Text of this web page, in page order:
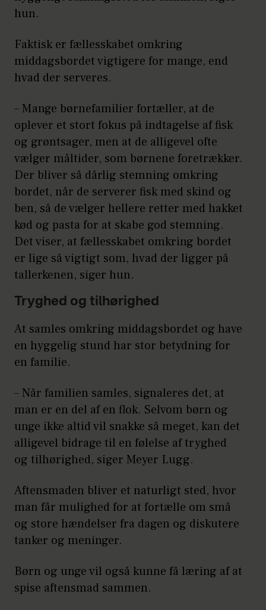
hun.
Faktisk er fællesskabet omkring
middagsbordet vigtigere for mange, end
hvad der serveres.
– Mange børnefamilier fortæller, at de
oplever et stort fokus på indtagelse af fisk
og grøntsager, men at de alligevel ofte
vælger måltider, som børnene foretrækker.
Der bliver så dårlig stemning omkring
bordet, når de serverer fisk med skind og
ben, så de vælger hellere retter med hakket
kød og pasta for at skabe god stemning.
Det viser, at fællesskabet omkring bordet
er lige så vigtigt som, hvad der ligger på
tallerkenen, siger hun.
Tryghed og tilhørighed
At samles omkring middagsbordet og have
en hyggelig stund har stor betydning for
en familie.
– Når familien samles, signaleres det, at
man er en del af en flok. Selvom børn og
unge ikke altid vil snakke så meget, kan det
alligevel bidrage til en følelse af tryghed
og tilhørighed, siger Meyer Lugg.
Aftensmaden bliver et naturligt sted, hvor
man får mulighed for at fortælle om små
og store hændelser fra dagen og diskutere
tanker og meninger.
Børn og unge vil også kunne få læring af at
spise aftensmad sammen.